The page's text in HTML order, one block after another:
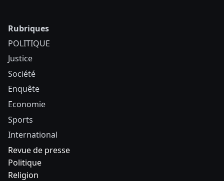
Rubriques
POLITIQUE
Justice
Société
Enquête
Economie
Sports
International
Revue de presse
Politique
Religion